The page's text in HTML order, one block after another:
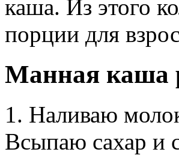
каша. Из этого
порции для
Манная каша
1. Наливаю
Всыпаю сахар и